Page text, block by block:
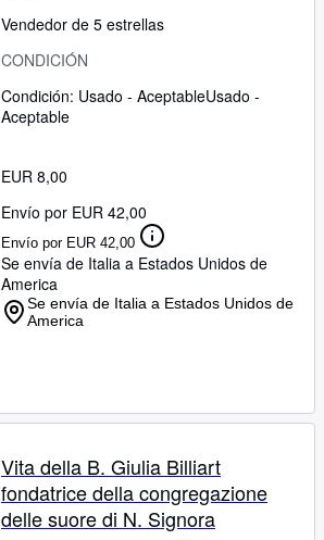
Vendedor de 5 estrellas
CONDICIÓN
Condición: Usado - AceptableUsado -
Aceptable
EUR 8,00
Envío por EUR 42,00
Envío por EUR 42,00
Se envía de Italia a Estados Unidos de
America
Se envía de Italia a Estados Unidos de
America
Vita della B. Giulia Billiart
fondatrice della congregazione
delle suore di N. Signora